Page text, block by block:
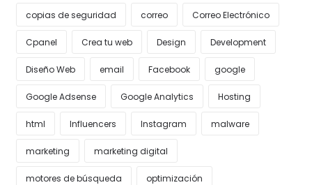
copias de seguridad correo Correo Electrónico
Cpanel Crea tu web Design Development
Diseño Web email Facebook google
Google Adsense Google Analytics Hosting
html Influencers Instagram malware
marketing marketing digital
motores de búsqueda optimización